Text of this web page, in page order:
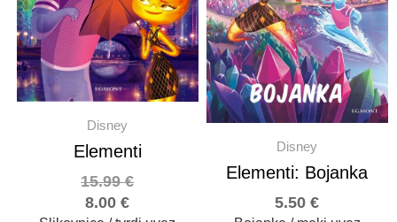
Disney
Elementi
8.00€
15.99€
Disney
Elementi: Bojanka
5.50€